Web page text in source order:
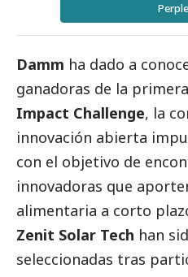
Damm ha dado a
ganadoras de la
Impact Challenge, la
innovación abierta
con el objetivo de
innovadoras que
alimentaria a corto
Zenit Solar Tech han
seleccionadas tras